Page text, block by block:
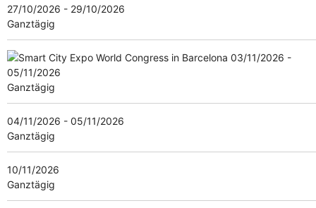
27/10/2026 - 29/10/2026
Ganztägig
03/11/2026 -
05/11/2026
Ganztägig
04/11/2026 - 05/11/2026
Ganztägig
10/11/2026
Ganztägig